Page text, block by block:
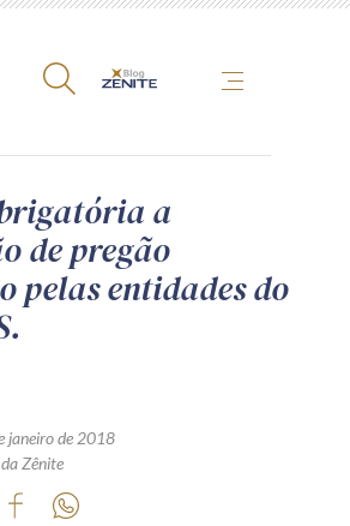
A Zênite
publicar conosco
Site da Zênite
dos Titulares de Dados
Encarregado (contato)
a
de pregão
pelas entidades do
janeiro de 2018
Zênite